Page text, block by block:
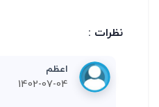
نظرات :
اعظم
1402-07-04